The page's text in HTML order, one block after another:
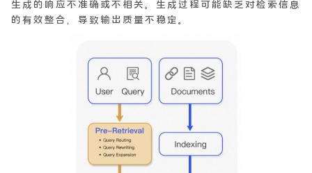
生成的响应不准确或不相关。生成过程可能缺乏对检索信息
的有效整合，导致输出质量不稳定。